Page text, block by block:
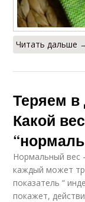
Читать дальше
Теряем в
Какой
Нормальный вес
каждый может
показатель “
покажет,